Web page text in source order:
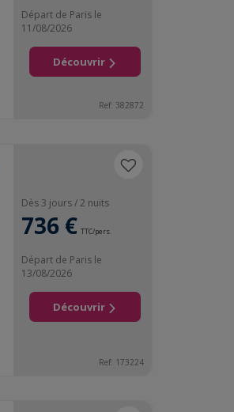
Départ de Paris le
11/08/2026
Découvrir
Ref: 382872
Dès 3 jours / 2 nuits
736 € TTC/pers.
Départ de Paris le
13/08/2026
Découvrir
Ref: 173224